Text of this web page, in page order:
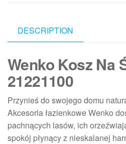
DESCRIPTION
Wenko Kosz Na
21221100
Przynieś do swojego domu
Akcesoria łazienkowe Wenko
pachnących lasów, ich
spokój płynący z nieskalanej